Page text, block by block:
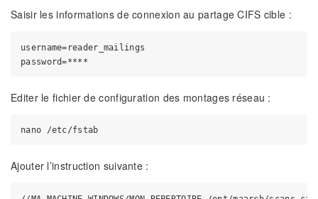
Saisir les informations de connexion au partage CIFS cible :
username=reader_mailings
Editer le fichier de configuration des montages réseau :
Ajouter l’instruction suivante :